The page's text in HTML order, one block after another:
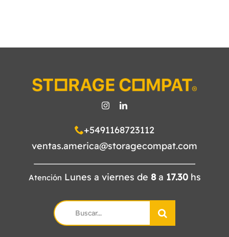
+5491168723112
ventas.america@storagecompat.com
Atención Lunes a viernes de 8a 17.30hs
Search
for: